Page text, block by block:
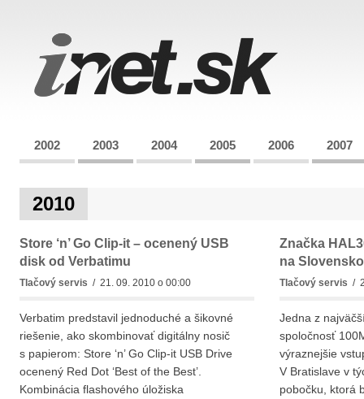
2002 2003 2004 2005 2006 2007
2010
Store ‘n’ Go Clip-it – ocenený USB
disk od Verbatimu
Tlačový servis / 21. 09. 2010 o 00:00
Verbatim predstavil jednoduché a šikovné
riešenie, ako skombinovať digitálny nosič
s papierom: Store ‘n’ Go Clip-it USB Drive
ocenený Red Dot ‘Best of the Best’.
Kombinácia flashového úložiska
Značka
na Slovensko
Tlačový servis /
Jedna z
spoločnosť
výraznejšie
V Bratislave v
pobočku, ktorá